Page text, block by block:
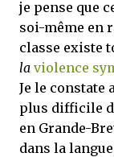
je pense que
soi-même en
classe existe
la violence
Je le constate
plus difficile
en Grande-
dans la